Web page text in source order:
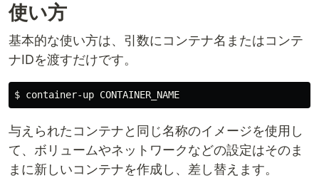
使い方
基本的な使い方は、引数にコンテナ名またはコンテ
ナIDを渡すだけです。
与えられたコンテナと同じ名称のイメージを使用し
て、ボリュームやネットワークなどの設定はそのま
まに新しいコンテナを作成し、差し替えます。